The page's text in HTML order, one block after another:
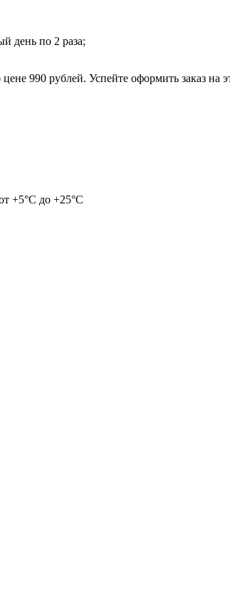
день по 2 раза;
990 рублей. Успейте оформить заказ на
+5°С до +25°С